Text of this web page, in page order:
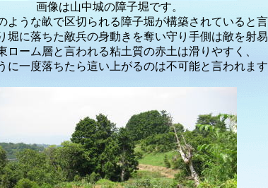
画像は山中城の障子堀です。
ような畝で区切られる障子堀が構築されていると
堀に落ちた敵兵の身動きを奪い守り手側は敵を射
ローム層と言われる粘土質の赤土は滑りやすく、
に一度落ちたら這い上がるのは不可能と言われま